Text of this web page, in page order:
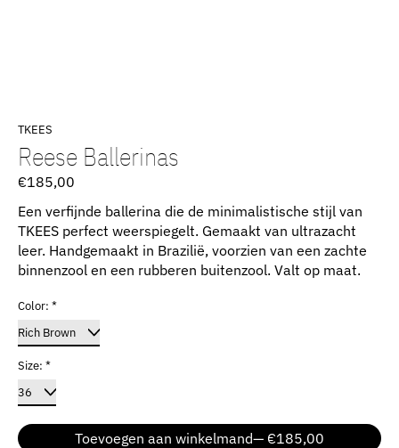
TKEES
Reese Ballerinas
€185,00
Een verfijnde ballerina die de minimalistische stijl van
TKEES perfect weerspiegelt. Gemaakt van ultrazacht
leer. Handgemaakt in Brazilië, voorzien van een zachte
binnenzool en een rubberen buitenzool. Valt op maat.
Color: *
Size: *
Toevoegen aan winkelmand
— €185,00